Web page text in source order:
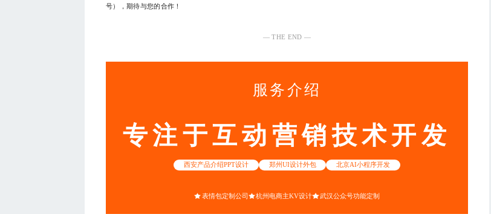
号），期待与您的合作！
— THE END —
服务介绍
专注于互动营销技术开发
西安产品介绍PPT设计 郑州UI设计外包 北京AI小程序开发
表情包定制公司 杭州电商主KV设计 武汉公众号功能定制